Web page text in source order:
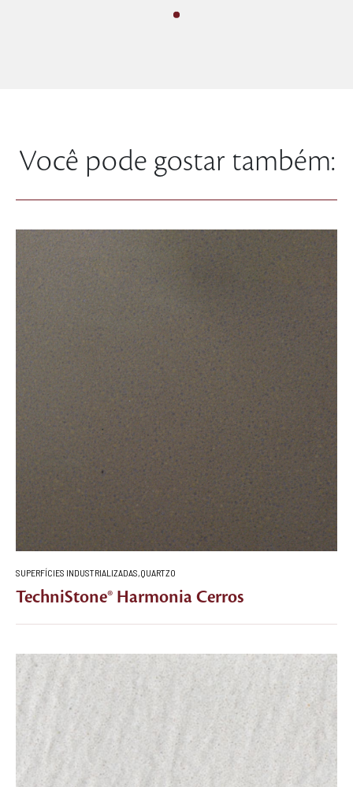
Você pode gostar também:
SUPERFÍCIES INDUSTRIALIZADAS QUARTZO
TechniStone® Harmonia Cerros